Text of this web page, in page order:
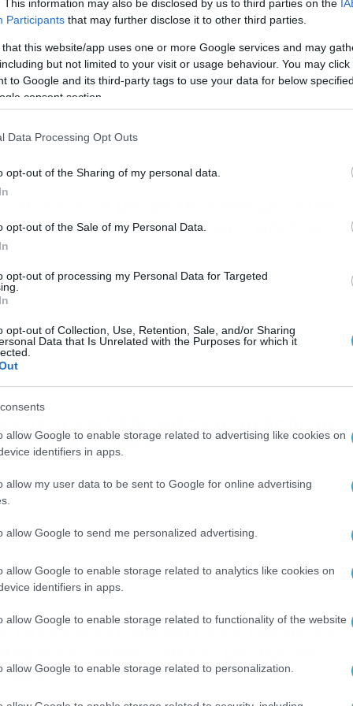
This information may also be disclosed by us to third parties on the
Participants that may further disclose it to other third parties.
that this website/app uses one or more Google services and may
but not limited to your visit or usage behaviour. You may
to Google and its third-party tags to use your data for below
consent section.
Data Processing Opt Outs
opt-out of the Sharing of my personal data.
opt-out of the Sale of my Personal Data.
opt-out of processing my Personal Data for Targeted
opt-out of Collection, Use, Retention, Sale, and/or Sharing
Data that Is Unrelated with the Purposes for which it
allow Google to enable storage related to advertising like cookies on
identifiers in apps.
allow my user data to be sent to Google for online advertising
allow Google to send me personalized advertising.
allow Google to enable storage related to analytics like cookies on
identifiers in apps.
allow Google to enable storage related to functionality of the website
allow Google to enable storage related to personalization.
γιατί (video)
σημαντικά οφέλη στον ανθρώπινο οργανισμό,
είναι από τα αγαπημένα… πιάτα, όχι μόνο των
αλλά και των ενήλικων. Ωστόσο, υπάρχει κάτι που
να σας παιδέψει λίγο. Αλλά υπάρχει λύση. Κλείστε τη
σας για τις καλοκαιρινές σας διακοπές με τα […]
06/2020 07:27
τα μπιφτέκια σας με λευκό
Μην το κάνετε ξανά! (photos)
στο ζύμωμα. Είναι ένα από τα πιο αγαπημένα πιάτα,
μόνο των μικρών, αλλά και των μεγάλων. Τα μπιφτέκια, για
και σας γράφουμε, είναι παράλληλα ένα εύκολο φαγητό,
το κρέας που θα επιλέξουμε για τον κιμά θα μας δώσει
(video)
να βρείτε κάτι που να μην είναι κλασικό, αφού τα
βαρεθεί – αν μπορεί να γίνει κάτι τέτοιο – όλα αλλά δεν
πρέπει να αγχώνεστε. Υπάρχει η λύση… Κλείστε τη […]
τύποι είναι τρελοί! Φόρτωσαν στη
δεν ξέρουμε αν η μαναβική είναι από την Τρίπολη. Όμως,